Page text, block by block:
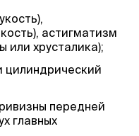
астигматизм
или хрусталика);
цилиндрический
передней
главных